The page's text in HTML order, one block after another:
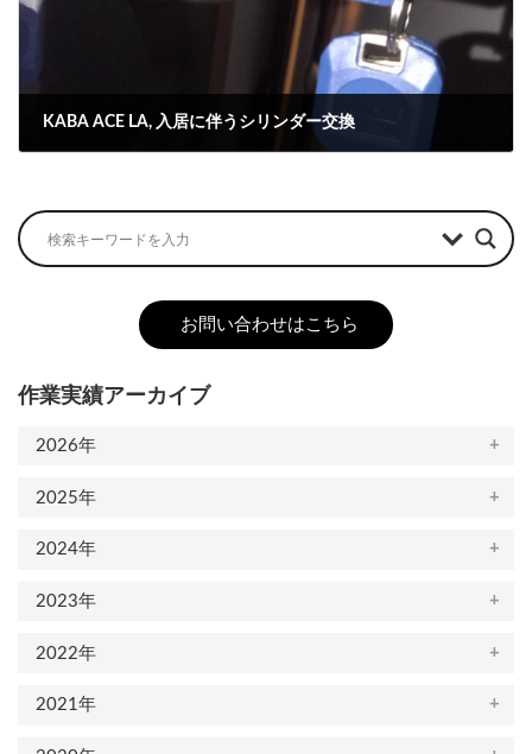
KABA ACE LA, 入居に伴うシリンダー交換
お問い合わせはこちら
作業実績アーカイブ
2026年
2025年
2024年
2023年
2022年
2021年